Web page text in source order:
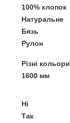
100% хлопок
Натуральне
Бязь
Рулон
Різні кольори
1600 мм
Ні
Так